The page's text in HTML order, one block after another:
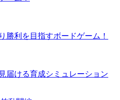
勝利を目指すボードゲーム！
届ける育成シミュレーション